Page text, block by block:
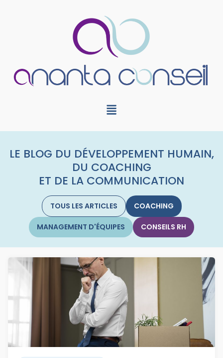
LE BLOG DU DÉVELOPPEMENT HUMAIN,
DU COACHING
ET DE LA COMMUNICATION
TOUS LES ARTICLES COACHING
MANAGEMENT D'ÉQUIPES CONSEILS RH